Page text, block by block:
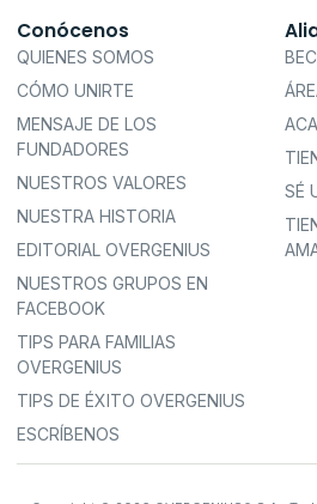
Conócenos
QUIENES SOMOS
CÓMO UNIRTE
MENSAJE DE LOS
FUNDADORES
NUESTROS VALORES
NUESTRA HISTORIA
EDITORIAL OVERGENIUS
NUESTROS GRUPOS EN
FACEBOOK
TIPS PARA FAMILIAS
OVERGENIUS
TIPS DE ÉXITO OVERGENIUS
ESCRÍBENOS
SÉ